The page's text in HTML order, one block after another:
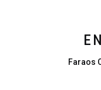
Faraos